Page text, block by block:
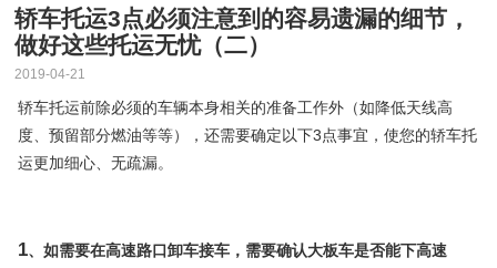
轿车托运3点必须注意到的容易遗漏的细节，
做好这些托运无忧（二）
2019-04-21
轿车托运前除必须的车辆本身相关的准备工作外（如降低天线高
度、预留部分燃油等等），还需要确定以下3 点事宜，使您的轿车托
运更加细心、无疏漏。
1、如需要在高速路口卸车接车，需要确认大板车是否能下高速